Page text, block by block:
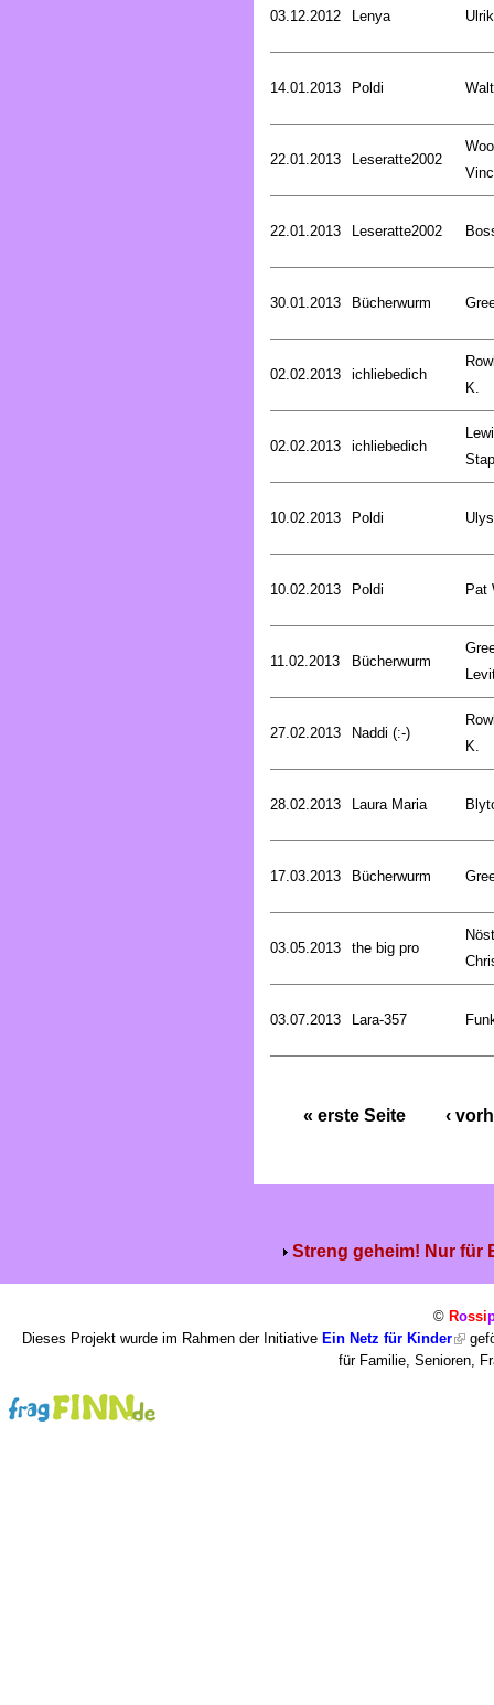
03.12.2012 Lenya
14.01.2013 Poldi
22.01.2013 Leseratte2002
22.01.2013 Leseratte2002
30.01.2013 Bücherwurm
02.02.2013 ichliebedich
K.
02.02.2013 ichliebedich
10.02.2013 Poldi
10.02.2013 Poldi Pat
11.02.2013 Bücherwurm
27.02.2013 Naddi (:-)
K.
28.02.2013 Laura Maria
17.03.2013 Bücherwurm
03.05.2013 the big pro
03.07.2013 Lara-357
« erste Seite ‹
Streng geheim! Nur für
© Rossi
Dieses Projekt wurde im Rahmen der Initiative Ein Netz für Kinder
für Familie, Senioren,